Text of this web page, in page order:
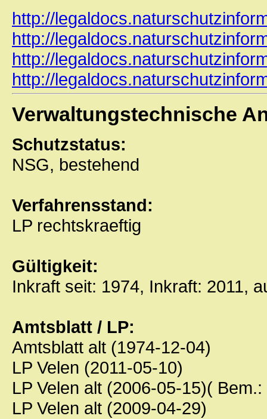
http://
http://
http://
http://
Verwaltungstechnische
Schutzstatus:
NSG, bestehend
Verfahrensstand:
LP rechtskraeftig
Gültigkeit:
Inkraft seit: 1974, Inkraft: 2011,
Amtsblatt / LP:
Amtsblatt alt (1974-12-04)
LP Velen (2011-05-10)
LP Velen alt (2006-05-15)(
LP Velen alt (2009-04-29)